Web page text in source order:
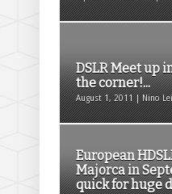
DSLR Meet up
the corner!...
August 1, 2011 | Nino
European
Majorca in
quick for huge